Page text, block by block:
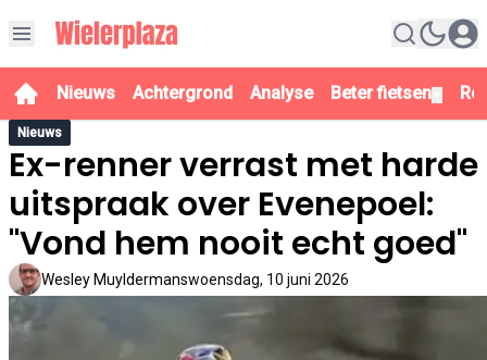
Nieuws Achtergrond Analyse Beter fietsen
Nieuws
Ex-renner verrast met harde
uitspraak over Evenepoel:
"Vond hem nooit echt goed"
Wesley Muyldermanswoensdag, 10 juni 2026